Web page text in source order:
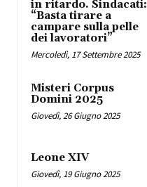
in ritardo. Sindacati:
“Basta tirare a
campare sulla pelle
dei lavoratori”
Mercoledì, 17 Settembre 2025
Misteri Corpus
Domini 2025
Giovedì, 26 Giugno 2025
Leone XIV
Giovedì, 19 Giugno 2025